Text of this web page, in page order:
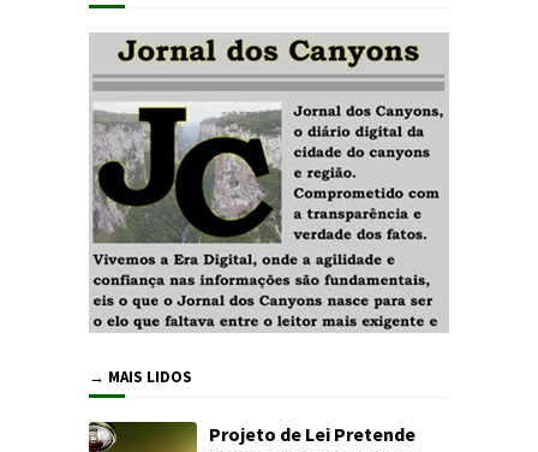
→ MAIS LIDOS
Projeto de Lei Pretende